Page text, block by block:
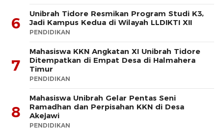
6
Unibrah Tidore Resmikan Program Studi K3,
Jadi Kampus Kedua di Wilayah LLDIKTI XII
PENDIDIKAN
7
Mahasiswa KKN Angkatan XI Unibrah Tidore
Ditempatkan di Empat Desa di Halmahera
Timur
PENDIDIKAN
8
Mahasiswa Unibrah Gelar Pentas Seni
Ramadhan dan Perpisahan KKN di Desa
Akejawi
PENDIDIKAN